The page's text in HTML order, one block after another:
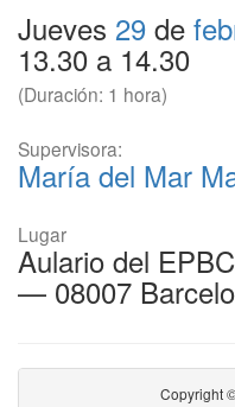
Jueves 29 de
13.30 a 14.30
(Duración: 1 hora)
Supervisora:
María del Mar
Lugar
Aulario del
— 08007
Copyright